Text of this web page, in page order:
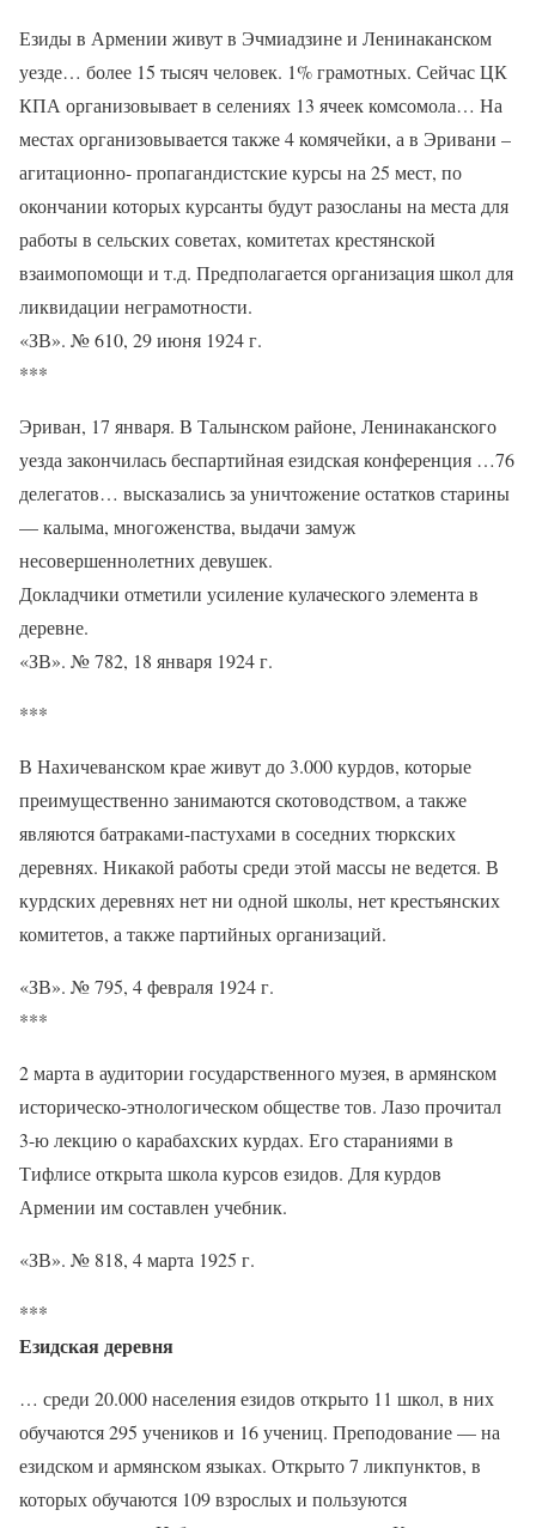
Езиды в Армении живут в Эчмиадзине и Ленинаканском
уезде… более 15 тысяч человек. 1% грамотных. Сейчас ЦК
КПА организовывает в селениях 13 ячеек комсомола… На
местах организовывается также 4 комячейки, а в Эривани –
агитационно- пропагандистские курсы на 25 мест, по
окончании которых курсанты будут разосланы на места для
работы в сельских советах, комитетах крестянской
взаимопомощи и т.д. Предполагается организация школ для
ликвидации неграмотности.
«ЗВ». № 610, 29 июня 1924 г.
***
Эриван, 17 января. В Талынском районе, Ленинаканского
уезда закончилась беспартийная езидская конференция …76
делегатов… высказались за уничтожение остатков старины
— калыма, многоженства, выдачи замуж
несовершеннолетних девушек.
Докладчики отметили усиление кулаческого элемента в
деревне.
«ЗВ». № 782, 18 января 1924 г.
***
В Нахичеванском крае живут до 3.000 курдов, которые
преимущественно занимаются скотоводством, а также
являются батраками-пастухами в соседних тюркских
деревнях. Никакой работы среди этой массы не ведется. В
курдских деревнях нет ни одной школы, нет крестьянских
комитетов, а также партийных организаций.
«ЗВ». № 795, 4 февраля 1924 г.
***
2 марта в аудитории государственного музея, в армянском
историческо-этнологическом обществе тов. Лазо прочитал
3-ю лекцию о карабахских курдах. Его стараниями в
Тифлисе открыта школа курсов езидов. Для курдов
Армении им составлен учебник.
«ЗВ». № 818, 4 марта 1925 г.
***
Езидская деревня
… среди 20.000 населения езидов открыто 11 школ, в них
обучаются 295 учеников и 16 учениц. Преподование — на
езидском и армянском языках. Открыто 7 ликпунктов, в
которых обучаются 109 взрослых и пользуются